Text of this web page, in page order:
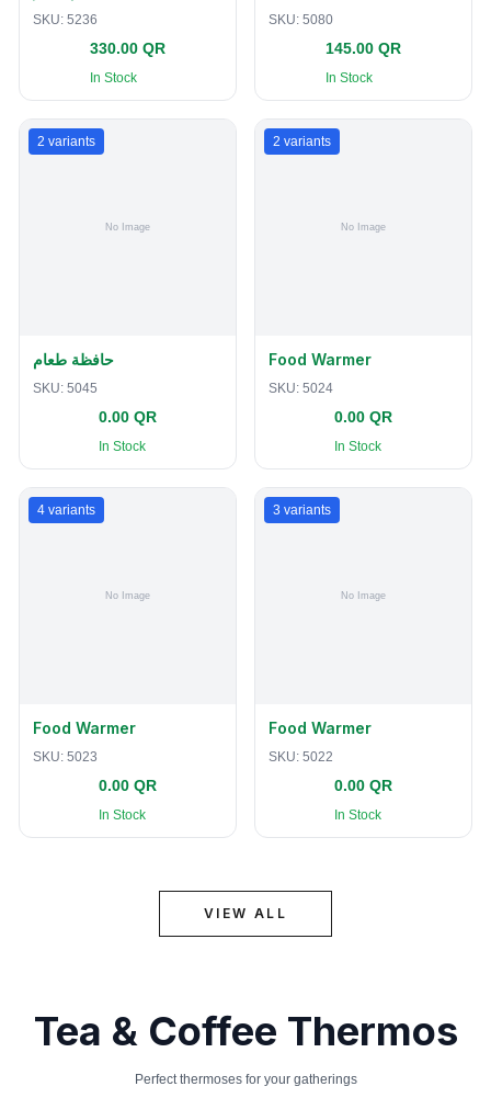
SKU: 5236
330.00 QR
In Stock
SKU: 5080
145.00 QR
In Stock
2 variants
حافظة طعام
SKU: 5045
0.00 QR
In Stock
2 variants
Food Warmer
SKU: 5024
0.00 QR
In Stock
4 variants
Food Warmer
SKU: 5023
0.00 QR
In Stock
3 variants
Food Warmer
SKU: 5022
0.00 QR
In Stock
VIEW ALL
Tea & Coffee Thermos
Perfect thermoses for your gatherings